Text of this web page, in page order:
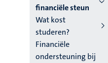
financiële steun
Wat kost
studeren?
Financiële
ondersteuning bij